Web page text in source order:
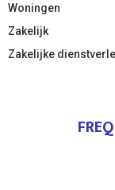
Woningen
Zakelijk
Zakelijke